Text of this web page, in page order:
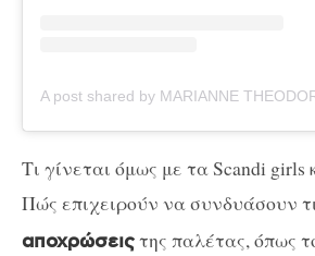
Τι γίνεται όμως με τα Scandi girls
Πώς επιχειρούν να συνδυάσουν
αποχρώσειςτης παλέτας, όπως